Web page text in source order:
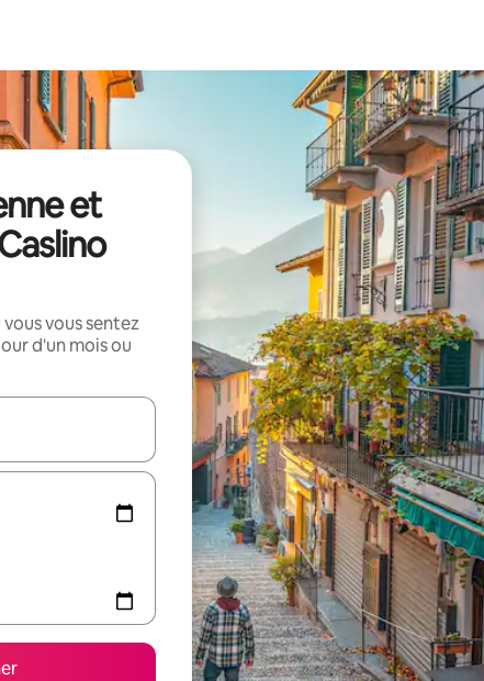
et
vous sentez
d'un mois ou
utilisez les flèches vers le haut et vers le bas pour les parcourir ou